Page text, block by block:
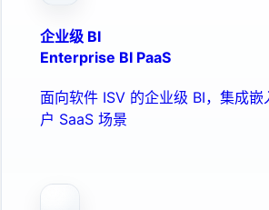
企业级 BI
Enterprise BI PaaS
面向软件 ISV 的企业级 BI，集成嵌
户 SaaS 场景